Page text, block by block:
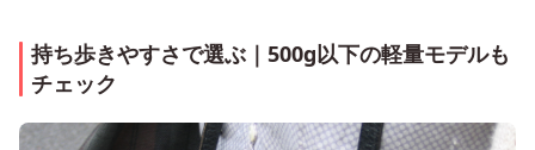
持ち歩きやすさで選ぶ｜500g以下の軽量モデルも
チェック